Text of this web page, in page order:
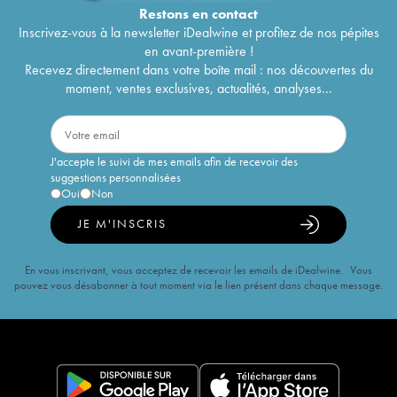
Restons encontact
Inscrivez-vous à la newsletter iDealwine et profitez de nos pépites
en avant-première !
Recevez directement dans votre boîte mail : nos découvertes du
moment, ventes exclusives, actualités, analyses...
J'accepte le suivi de mes emails afin de recevoir des
suggestions personnalisées
Oui
Non
JE M'INSCRIS
En vous inscrivant, vous acceptez de recevoir les emails de iDealwine. Vous
pouvez vous désabonner à tout moment via le lien présent dans chaque message.